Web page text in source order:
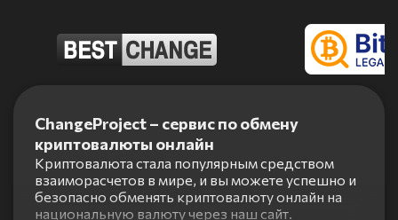
ChangeProject – сервис по обмену
криптовалюты онлайн
Криптовалюта стала популярным средством
взаиморасчетов в мире, и вы можете успешно и
безопасно обменять криптовалюту онлайн на
национальную валюту через наш сайт.